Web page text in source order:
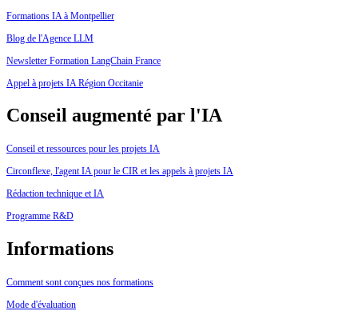
Formations IA à Montpellier
Blog de l'Agence LLM
Newsletter Formation LangChain France
Appel à projets IA Région Occitanie
Conseil augmenté par l'IA
Conseil et ressources pour les projets IA
Circonflexe, l'agent IA pour le CIR et les appels à projets IA
Rédaction technique et IA
Programme R&D
Informations
Comment sont conçues nos formations
Mode d'évaluation